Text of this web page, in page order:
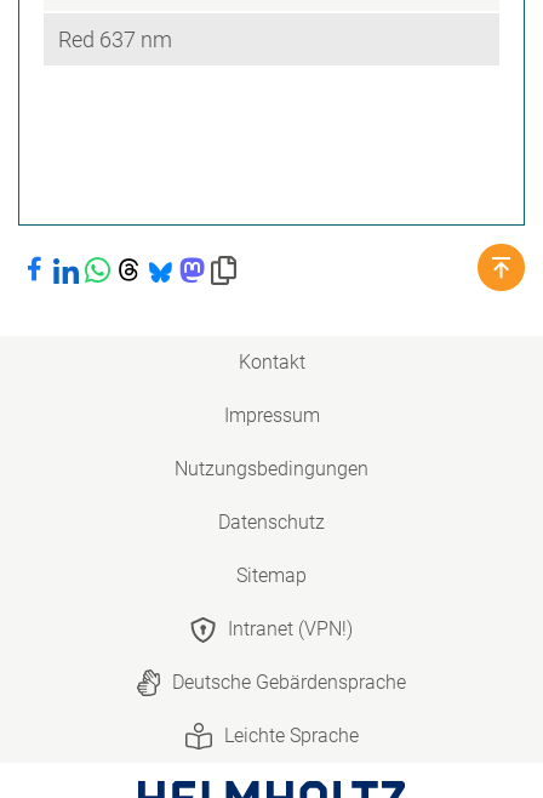
Red 637 nm
Bei Facebook teilen
Bei LinkedIn teilen
Bei WhatsApp teilen
Bei Threads teilen
Bei Bluesky teilen
Bei Mastodon teilen
Link in die Zwischenablage kopieren
Kontakt
Impressum
Nutzungsbedingungen
Datenschutz
Sitemap
Intranet (VPN!)
Deutsche Gebärdensprache
Leichte Sprache